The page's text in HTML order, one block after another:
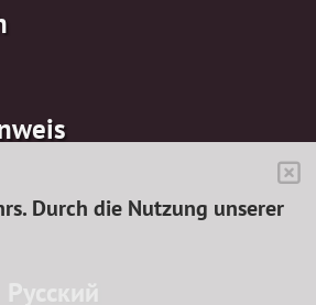
Durch die Nutzung unserer